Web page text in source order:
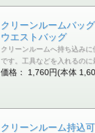
クリーンルームバッ
ウエストバッグ
クリーンルームへ持ち込み
です。工具などを入れるのに
価格： 1,760円(本体
クリーンルーム持込